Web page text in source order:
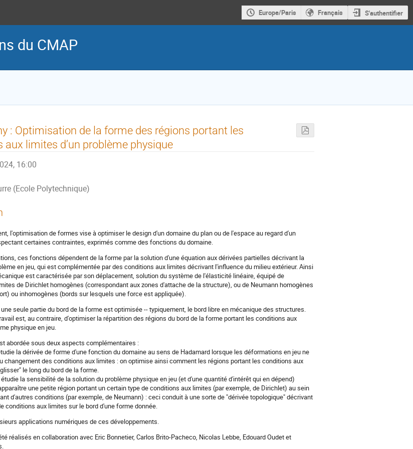
Europe/Paris Français S'authentifier
du CMAP
: Optimisation de la forme des régions portant les
aux limites d’un problème physique
16:00
(Ecole Polytechnique)
l'optimisation de formes vise à optimiser le design d'un domaine du plan ou de l'espace au regard d'un
certaines contraintes, exprimés comme des fonctions du domaine.
ces fonctions dépendent de la forme par la solution d'une équation aux dérivées partielles décrivant la
en jeu, qui est complémentée par des conditions aux limites décrivant l'influence du milieu extérieur. Ainsi
est caractérisée par son déplacement, solution du système de l'élasticité linéaire, équipé de
de Dirichlet homogènes (correspondant aux zones d'attache de la structure), ou de Neumann homogènes
ou inhomogènes (bords sur lesquels une force est appliquée).
seule partie du bord de la forme est optimisée -- typiquement, le bord libre en mécanique des structures.
est, au contraire, d'optimiser la répartition des régions du bord de la forme portant les conditions aux
physique en jeu.
abordée sous deux aspects complémentaires :
la dérivée de forme d'une fonction du domaine au sens de Hadamard lorsque les déformations en jeu ne
changement des conditions aux limites : on optimise ainsi comment les régions portant les conditions aux
le long du bord de la forme.
la sensibilité de la solution du problème physique en jeu (et d'une quantité d'intérêt qui en dépend)
une petite région portant un certain type de conditions aux limites (par exemple, de Dirichlet) au sein
d'autres conditions (par exemple, de Neumann) : ceci conduit à une sorte de "dérivée topologique" décrivant
conditions aux limites sur le bord d'une forme donnée.
applications numériques de ces développements.
réalisés en collaboration avec Eric Bonnetier, Carlos Brito-Pacheco, Nicolas Lebbe, Edouard Oudet et